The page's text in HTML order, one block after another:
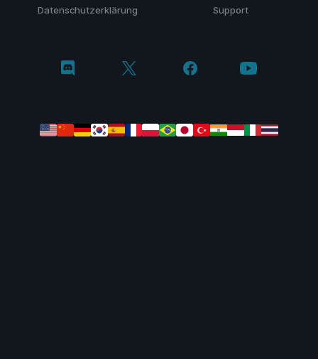
Datenschutzerklärung Support